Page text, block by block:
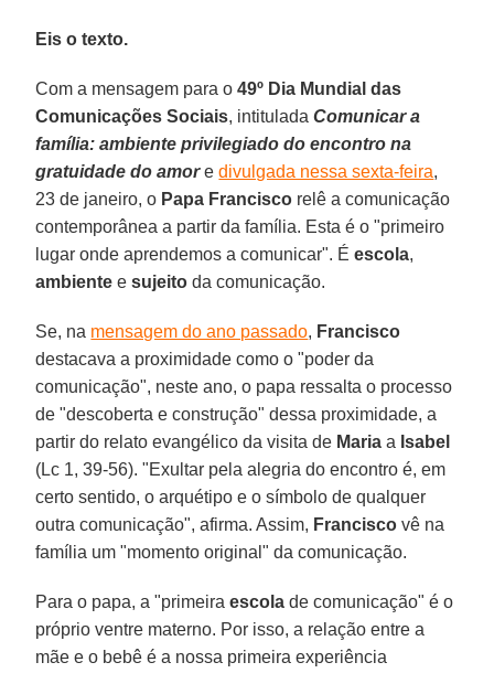
Eis o texto.
Com a mensagem para o49º Dia Mundial das
Comunicações Sociais, intituladaComunicar a
família: ambiente privilegiado do encontro na
gratuidade do amoredivulgada nessa sexta-feira,
23 de janeiro, o Papa Francisco relê a comunicação
contemporânea a partir da família. Esta é o "primeiro
lugar onde aprendemos a comunicar". Éescola,
ambiente esujeito da comunicação.
Se, na mensagem do ano passado, Francisco
destacava a proximidade como o "poder da
comunicação", neste ano, o papa ressalta o processo
de "descoberta e construção" dessa proximidade, a
partir do relato evangélico da visita de Maria a Isabel
(Lc 1, 39-56). "Exultar pela alegria do encontro é, em
certo sentido, o arquétipo e o símbolo de qualquer
outra comunicação", afirma. Assim, Francisco vê na
família um "momento original" da comunicação.
Para o papa, a "primeiraescola de comunicação" é o
próprio ventre materno. Por isso, a relação entre a
mãe e o bebê é a nossa primeira experiência